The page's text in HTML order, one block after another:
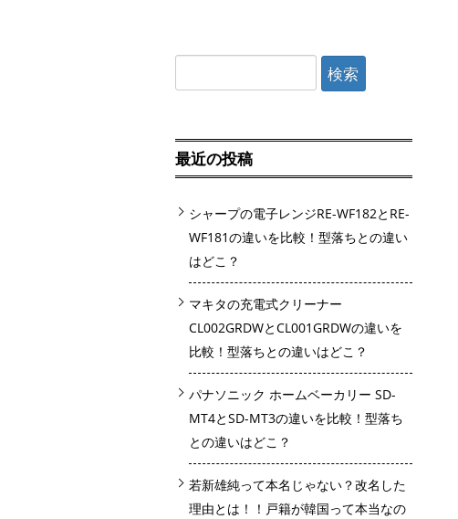
索:
最近の投稿
シャープの電子レンジRE-WF182とRE-
WF181の違いを比較！型落ちとの違い
はどこ？
マキタの充電式クリーナー
CL002GRDWとCL001GRDWの違いを
比較！型落ちとの違いはどこ？
パナソニック ホームベーカリー SD-
MT4とSD-MT3の違いを比較！型落ち
との違いはどこ？
若新雄純って本名じゃない？改名した
理由とは！！戸籍が韓国って本当なの